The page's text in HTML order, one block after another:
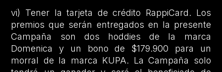
vi) Tener la tarjeta de crédito RappiCard. Los
premios que serán entregados en la presente
Campaña son dos hoddies de la marca
Domenica y un bono de $179.900 para un
morral de la marca KUPA. La Campaña solo